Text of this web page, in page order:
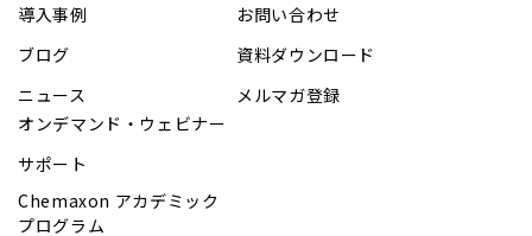
導入事例
ブログ
ニュース
お問い合わせ
資料ダウンロード
メルマガ登録
オンデマンド・ウェビナー
サポート
Chemaxon アカデミック
プログラム